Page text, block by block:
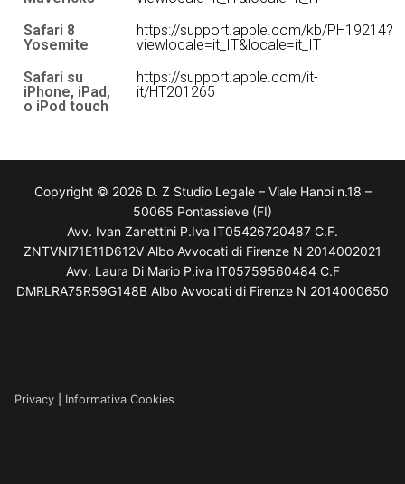
Safari 8
Yosemite
Safari su
iPhone, iPad,
o iPod touch
https://support.apple.com/kb/PH19214?
viewlocale=it_IT&locale=it_IT
https://support.apple.com/it-
it/HT201265
Copyright © 2026 D. Z Studio Legale – Viale Hanoi n.18 –
50065 Pontassieve (FI)
Avv. Ivan Zanettini P.Iva IT05426720487 C.F.
ZNTVNI71E11D612V Albo Avvocati di Firenze N 2014002021
Avv. Laura Di Mario P.iva IT05759560484 C.F
DMRLRA75R59G148B Albo Avvocati di Firenze N 2014000650
Privacy Informativa Cookies